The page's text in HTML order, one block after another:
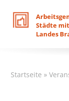
Städte mit
Landes
Startseite »